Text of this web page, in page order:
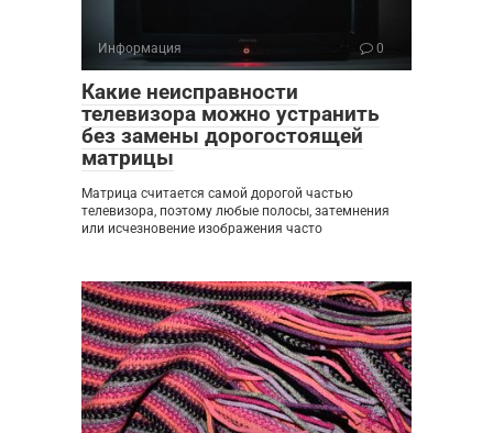
Информация 0
Какие неисправности
телевизора можно устранить
без замены дорогостоящей
матрицы
Матрица считается самой дорогой частью
телевизора, поэтому любые полосы, затемнения
или исчезновение изображения часто